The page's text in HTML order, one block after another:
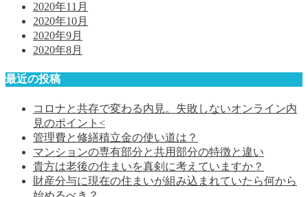
2020年11月
2020年10月
2020年9月
2020年8月
最近の投稿
コロナと共存で変わる内見。失敗しないオンライン内
見のポイント<
管理費と修繕積立金の使い道は？
マンションの専有部分と共用部分の特徴と違い
貴方は老後の住まいを真剣に考えていますか？
財産分与に現在の住まいが組み込まれていたら何から